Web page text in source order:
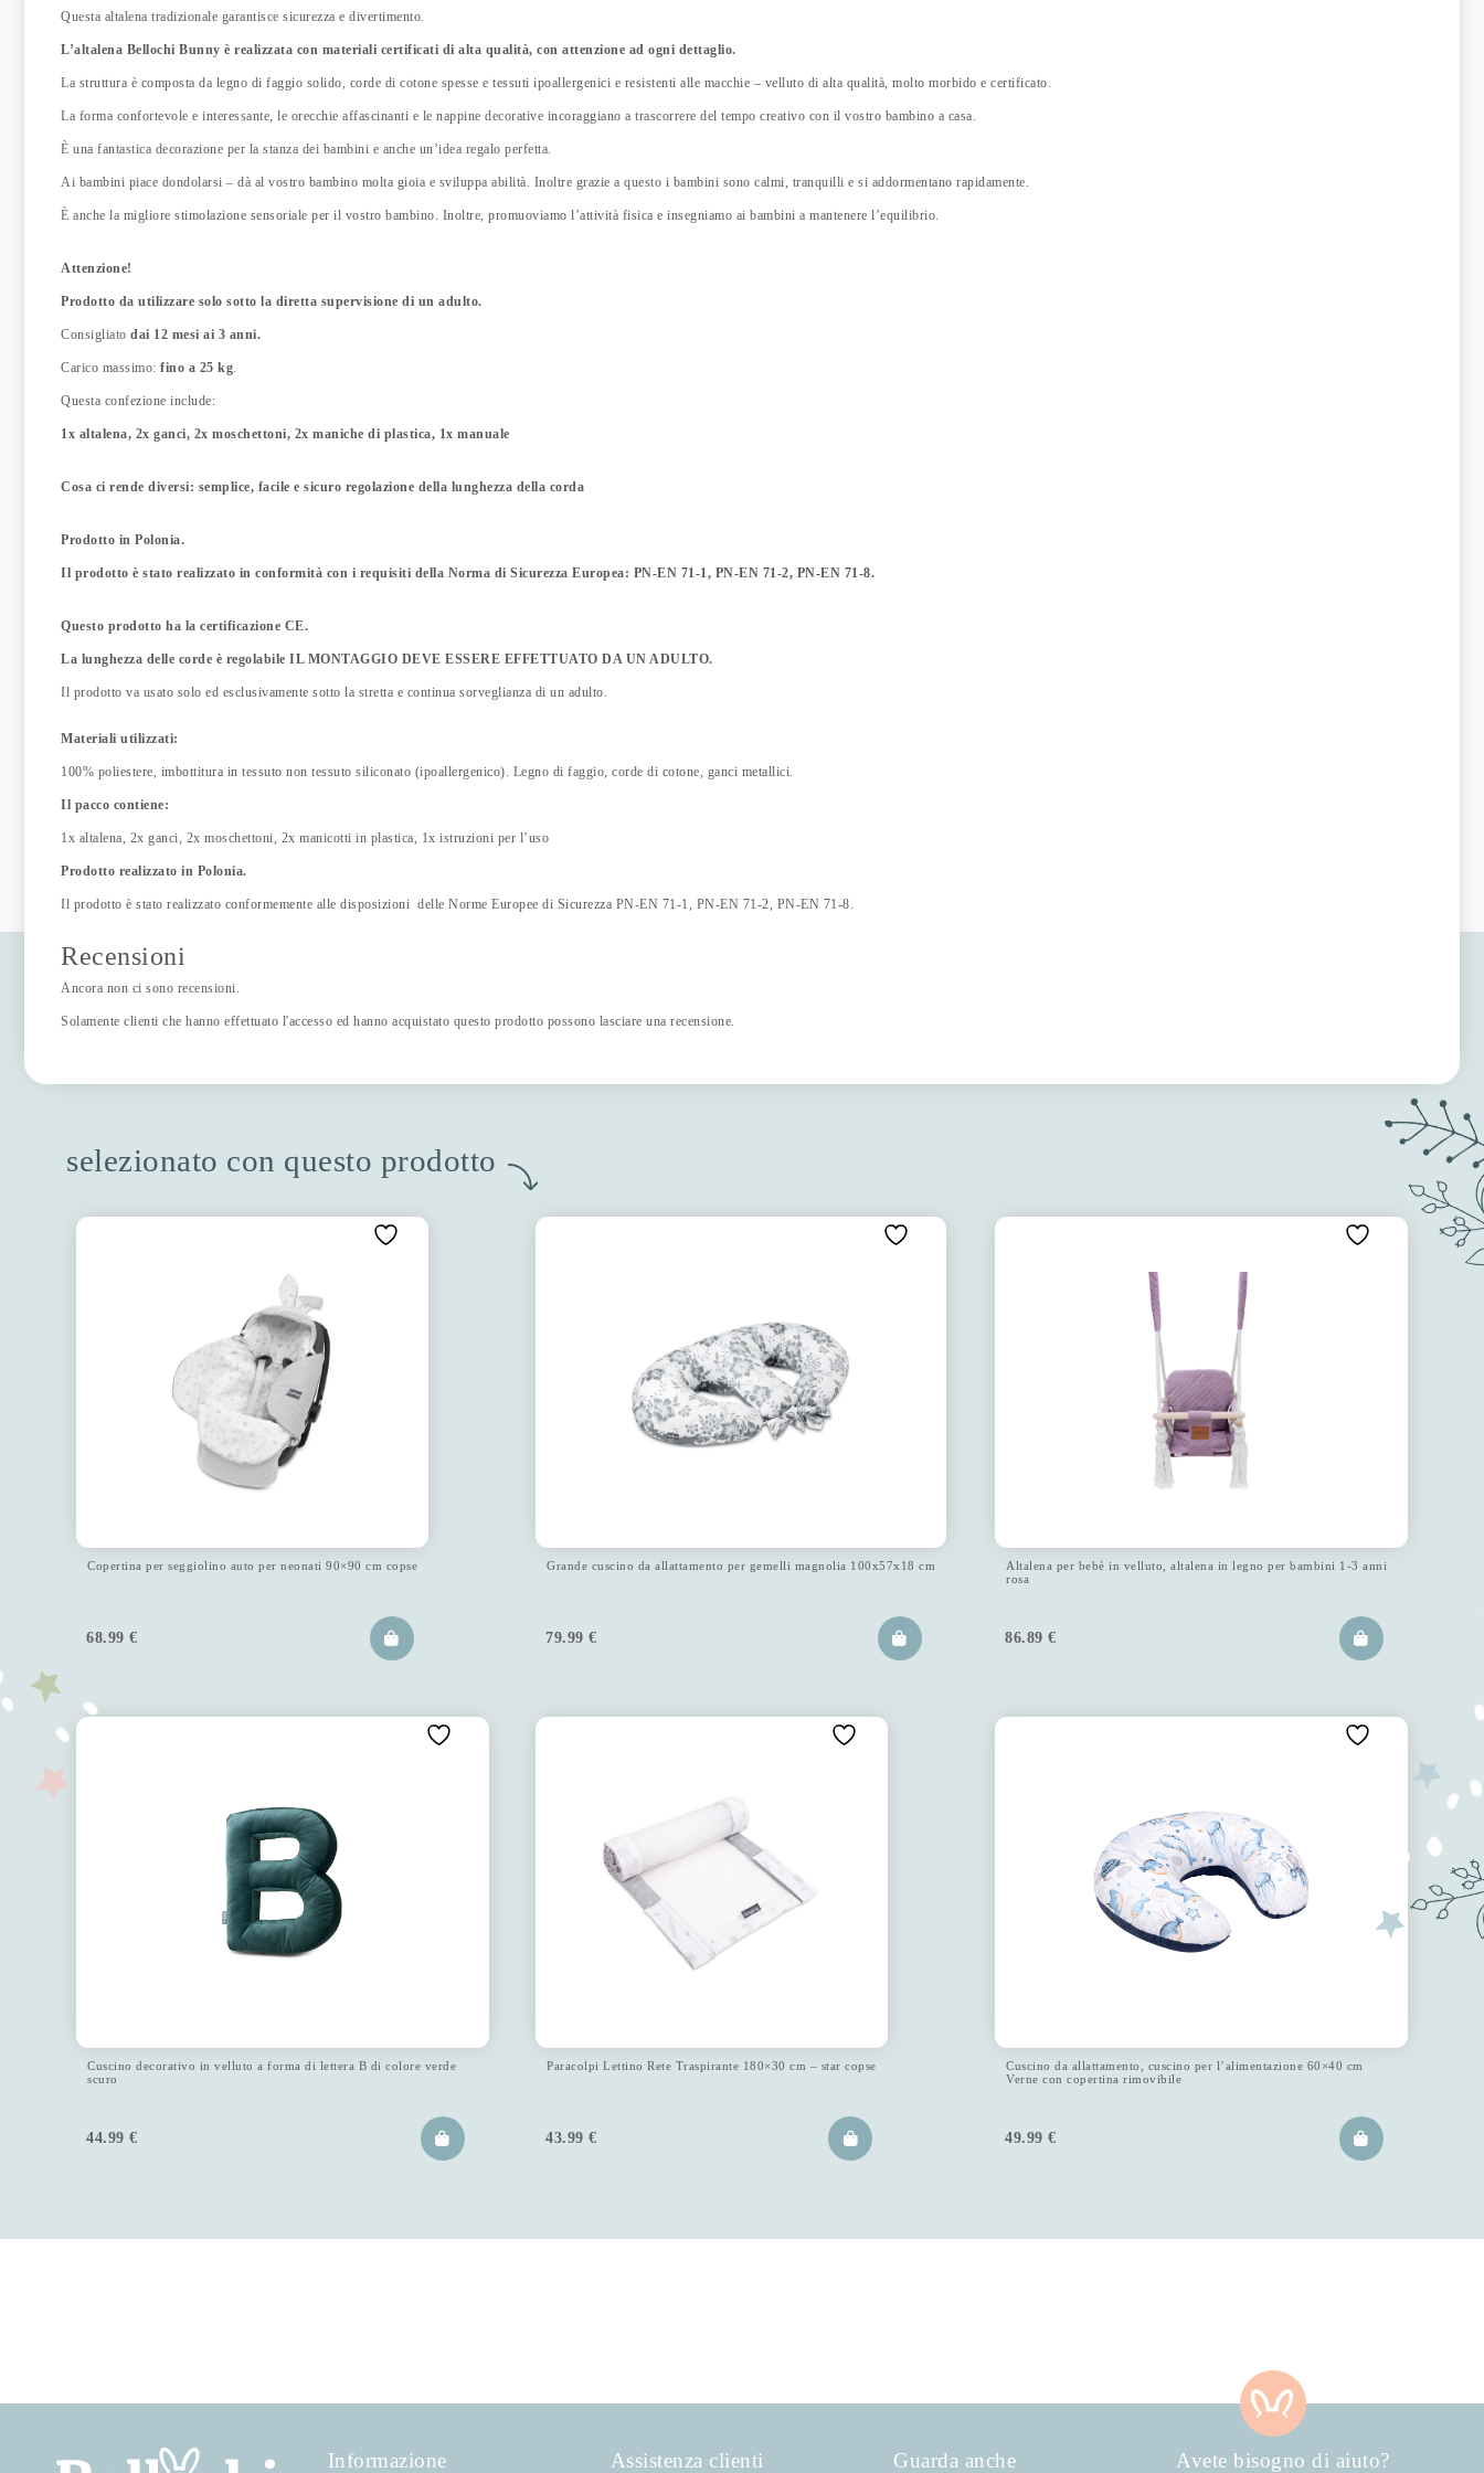
Questa altalena tradizionale garantisce sicurezza e divertimento.
L’altalena Bellochi Bunny è realizzata con materiali certificati di alta qualità, con attenzione ad ogni dettaglio.
La struttura è composta da legno di faggio solido, corde di cotone spesse e tessuti ipoallergenici e resistenti alle macchie – velluto di alta qualità, molto morbido e certificato.
La forma confortevole e interessante, le orecchie affascinanti e le nappine decorative incoraggiano a trascorrere del tempo creativo con il vostro bambino a casa.
È una fantastica decorazione per la stanza dei bambini e anche un’idea regalo perfetta.
Ai bambini piace dondolarsi – dà al vostro bambino molta gioia e sviluppa abilità. Inoltre grazie a questo i bambini sono calmi, tranquilli e si addormentano rapidamente.
È anche la migliore stimolazione sensoriale per il vostro bambino. Inoltre, promuoviamo l’attività fisica e insegniamo ai bambini a mantenere l’equilibrio.
Attenzione!
Prodotto da utilizzare solo sotto la diretta supervisione di un adulto.
Consigliatodai 12 mesi ai 3 anni.
Carico massimo:fino a 25 kg.
Questa confezione include:
1x altalena, 2x ganci, 2x moschettoni, 2x maniche di plastica, 1x manuale
Cosa ci rende diversi: semplice, facile e sicuro regolazione della lunghezza della corda
Prodotto in Polonia.
Il prodotto è stato realizzato in conformità con i requisiti della Norma di Sicurezza Europea: PN-EN 71-1, PN-EN 71-2, PN-EN 71-8.
Questo prodotto ha la certificazione CE.
La lunghezza delle corde è regolabile IL MONTAGGIO DEVE ESSERE EFFETTUATO DA UN ADULTO.
Il prodotto va usato solo ed esclusivamente sotto la stretta e continua sorveglianza di un adulto.
Materiali utilizzati:
100% poliestere, imbottitura in tessuto non tessuto siliconato (ipoallergenico). Legno di faggio, corde di cotone, ganci metallici.
Il pacco contiene:
1x altalena, 2x ganci, 2x moschettoni, 2x manicotti in plastica, 1x istruzioni per l’uso
Prodotto realizzato in Polonia.
Il prodotto è stato realizzato conformemente alle disposizioni delle Norme Europee di Sicurezza PN-EN 71-1, PN-EN 71-2, PN-EN 71-8.
Recensioni
Ancora non ci sono recensioni.
Solamente clienti che hanno effettuato l'accesso ed hanno acquistato questo prodotto possono lasciare una recensione.
selezionato con questo prodotto
Copertina per seggiolino auto per neonati 90×90 cm copse
68.99 €
Grande cuscino da allattamento per gemelli magnolia 100x57x18 cm
79.99 €
Altalena per bebè in velluto, altalena in legno per bambini 1-3 anni
rosa
86.89 €
Cuscino decorativo in velluto a forma di lettera B di colore verde
scuro
44.99 €
Paracolpi Lettino Rete Traspirante 180×30 cm – star copse
43.99 €
Cuscino da allattamento, cuscino per l’alimentazione 60×40 cm
Verne con copertina rimovibile
49.99 €
Informazione Assistenza clienti Guarda anche Avete bisogno di aiuto?